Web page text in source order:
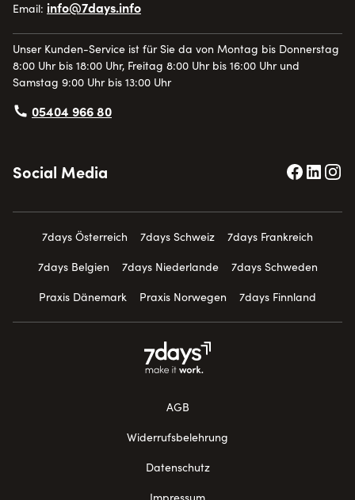
Email: info@7days.info
Unser Kunden-Service ist für Sie da von Montag bis Donnerstag
8:00 Uhr bis 18:00 Uhr, Freitag 8:00 Uhr bis 16:00 Uhr und
Samstag 9:00 Uhr bis 13:00 Uhr
05404 966 80
Social Media
7days Österreich 7days Schweiz
7days Frankreich
7days Belgien
7days Niederlande
7days Schweden
Praxis Dänemark
Praxis Norwegen 7days Finnland
AGB
Widerrufsbelehrung
Datenschutz